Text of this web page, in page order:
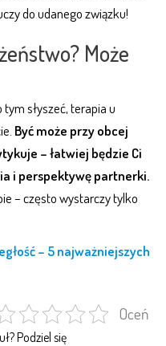
do udanego związku!
Może
słyszeć, terapia u
Być może przy obcej
– łatwiej będzie Ci
i perspektywę partnerki.
– często wystarczy tylko
– 5 najważniejszych
Oceń
Podziel się